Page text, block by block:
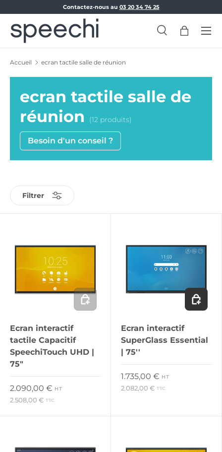
Aller au contenu
Contactez-nous au 03 20 34 74 25
Recherche
Recherche
Panier
Menu
Accueil ecran tactile salle de réunion
ecran tactile salle de
réunion
(12 produits)
Besoin d'un conseil ?
Filtrer
Ecran interactif
tactile Capacitif
SpeechiTouch UHD |
75"
Prix habituel
2.090,00 € HT
2.508,00 € TTC
Ajouter au panier
Ecran interactif
SuperGlass Essential
| 75''
Prix habituel
1.735,00 € HT
2.082,00 € TTC
Ajouter